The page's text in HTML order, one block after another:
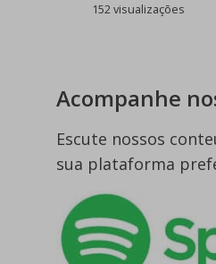
152 visualizações
Acompanhe
Escute nossos
sua plataforma